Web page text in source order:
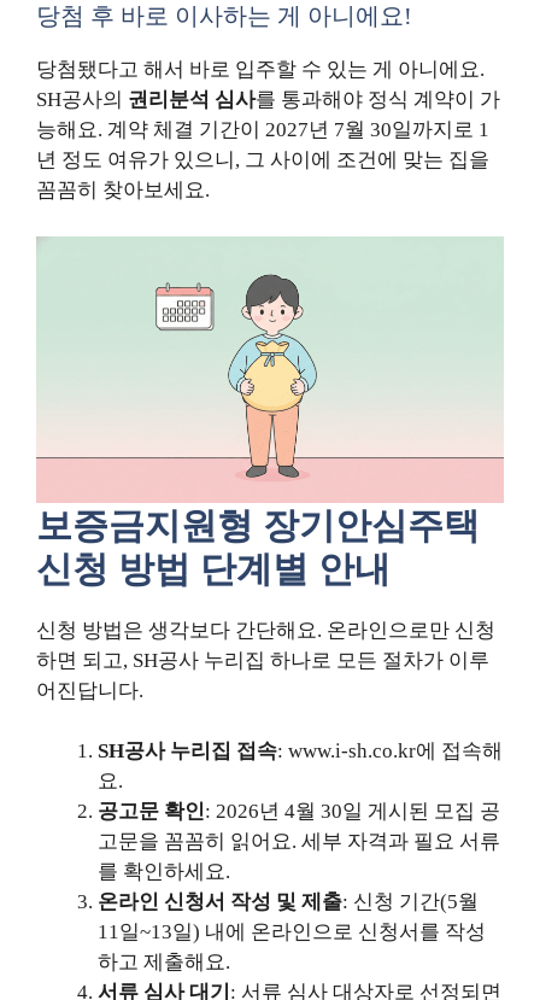
당첨 후 바로 이사하는 게 아니에요!
당첨됐다고 해서 바로 입주할 수 있는 게 아니에요.
SH공사의 권리분석 심사를 통과해야 정식 계약이 가
능해요. 계약 체결 기간이 2027년 7월 30일까지로 1
년 정도 여유가 있으니, 그 사이에 조건에 맞는 집을
꼼꼼히 찾아보세요.
보증금지원형 장기안심주택
신청 방법 단계별 안내
신청 방법은 생각보다 간단해요. 온라인으로만 신청
하면 되고, SH공사 누리집 하나로 모든 절차가 이루
어진답니다.
SH공사 누리집 접속: www.i-sh.co.kr에 접속해
요.
공고문 확인: 2026년 4월 30일 게시된 모집 공
고문을 꼼꼼히 읽어요. 세부 자격과 필요 서류
를 확인하세요.
온라인 신청서 작성 및 제출: 신청 기간(5월
11일~13일) 내에 온라인으로 신청서를 작성
하고 제출해요.
서류 심사 대기 : 서류 심사 대상자로 선정되면